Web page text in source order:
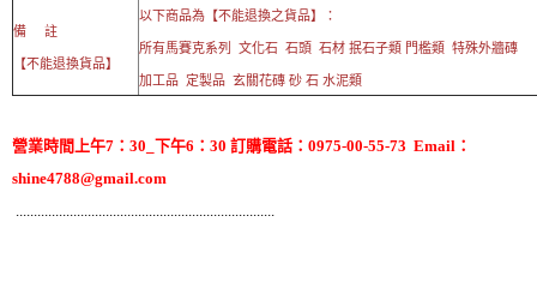
備 註
【不能退換貨品】
以下商品為【不能退換之貨品】：
所有馬賽克系列 文化石 石頭 石材 抿石子類 門檻類 特殊外牆磚
加工品 定製品 玄關花磚 砂 石 水泥類
營業時間上午7：30_下午6：30 訂購電話：0975-00-55-73 Email：
shine4788@gmail.com
........................................................................